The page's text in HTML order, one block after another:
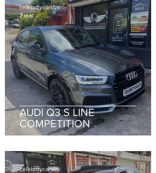
AUDI Q3 S LINE
COMPETITION
celebritycarsfwi
7 mai
celebritycarsfwi